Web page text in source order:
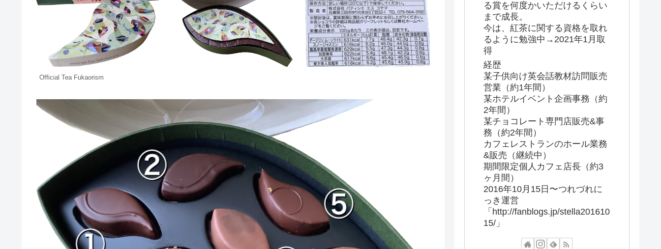
Official Tea Fukaorism
る賞を何度かいただけるくらい
まで成長。
今は、紅茶に関する資格を取れ
るように勉強中→2021年1月取
得
経歴
某子供向け英会話教材訪問販売
営業（約1年間）
某ホテルイベント企画事務（約
2年間）
某チョコレート専門店販売&事
務（約2年間）
カフェレストランのホール業務
&販売（継続中）
期間限定個人カフェ店長（約3
ヶ月間）
2016年10月15日〜つれづれに
っき運営
「http://fanblogs.jp/stella201610
15/」